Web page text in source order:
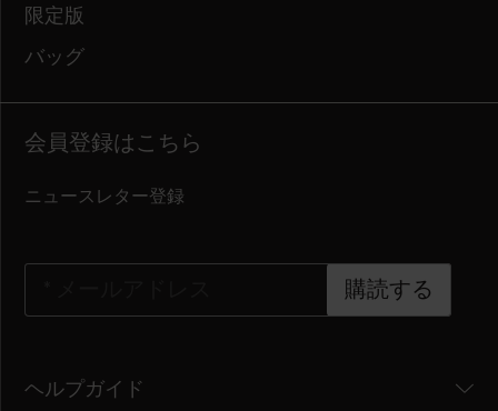
限定版
バッグ
会員登録はこちら
ニュースレター登録
購読する
ヘルプガイド